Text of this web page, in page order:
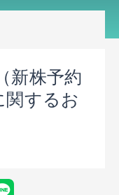
新株予約
関するお